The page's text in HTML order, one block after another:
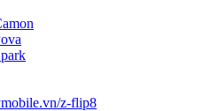
z-flip8